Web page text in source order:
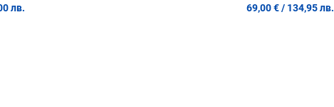
лв.
69,00 € / 134,95 лв.